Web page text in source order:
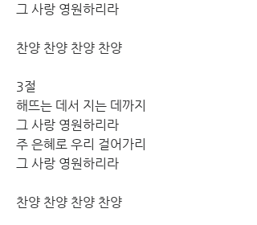
그 사랑 영원하리라
찬양 찬양 찬양 찬양
3절
해뜨는 데서 지는 데까지
그 사랑 영원하리라
주 은혜로 우리 걸어가리
그 사랑 영원하리라
찬양 찬양 찬양 찬양